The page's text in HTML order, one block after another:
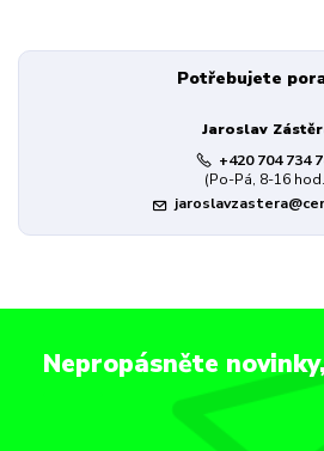
Potřebujete
Jaroslav
+420 704 734
(Po-Pá, 8-16
Nepropásněte